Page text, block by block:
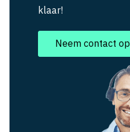
klaar!
Neem contact op